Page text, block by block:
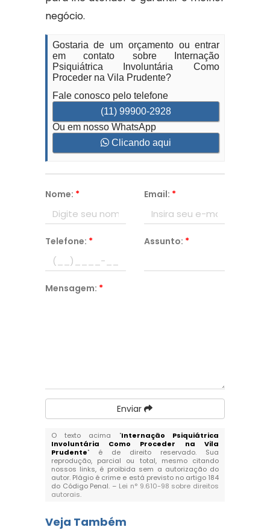
negócio.
Gostaria de um orçamento ou entrar
em contato sobre Internação
Psiquiátrica Involuntária Como
Proceder na Vila Prudente?
Fale conosco pelo telefone
(11) 99900-2928
Ou em nosso WhatsApp
Clicando aqui
Nome: * Email: *
Telefone: * Assunto: *
Mensagem: *
Enviar
O texto acima "Internação Psiquiátrica
Involuntária Como Proceder na Vila
Prudente" é de direito reservado. Sua
reprodução, parcial ou total, mesmo citando
nossos links, é proibida sem a autorização do
autor. Plágio é crime e está previsto no artigo 184
do Código Penal. – Lei n° 9.610-98 sobre direitos
autorais.
Veja Também